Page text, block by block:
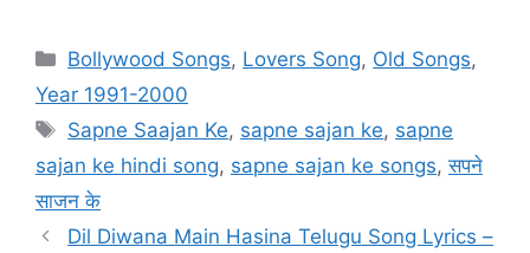
Categories
Bollywood Songs, Lovers Song, Old Songs,
Year 1991-2000
Tags
Sapne Saajan Ke, sapne sajan ke, sapne
sajan ke hindi song, sapne sajan ke songs,सपने
साजन के
Dil Diwana Main Hasina Telugu Song Lyrics –